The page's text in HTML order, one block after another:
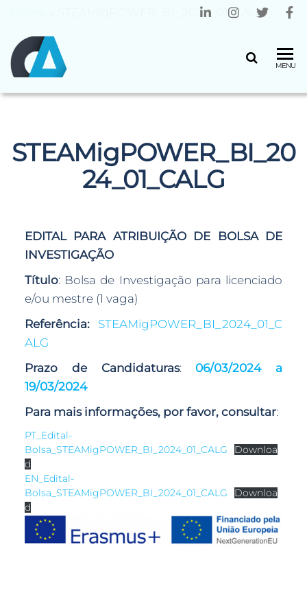
MENU
STEAMigPOWER_BI_2024_01_CALG
STEAMigPOWER_BI_20
24_01_CALG
EDITAL PARA ATRIBUIÇÃO DE BOLSA DE
INVESTIGAÇÃO
Título: Bolsa de Investigação para licenciado
e/ou mestre (1 vaga)
Referência:
STEAMigPOWER_BI_2024_01_C
ALG
Prazo de Candidaturas:06/03/2024 a
19/03/2024
Para mais informações, por favor, consultar:
PT_Edital-
Bolsa_STEAMigPOWER_BI_2024_01_CALG
Downloa
d
EN_Edital-
Bolsa_STEAMigPOWER_BI_2024_01_CALG
Downloa
d